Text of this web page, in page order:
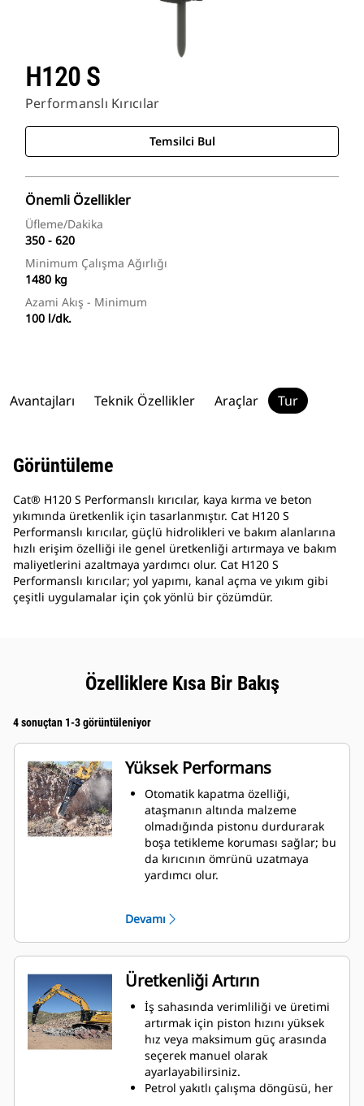
H120 S
Performanslı Kırıcılar
Temsilci Bul
Önemli Özellikler
Üfleme/Dakika
350 - 620
Minimum Çalışma Ağırlığı
1480 kg
Azami Akış - Minimum
100 l/dk.
Avantajları Teknik Özellikler Araçlar Tur
Görüntüleme
Cat® H120 S Performanslı kırıcılar, kaya kırma ve beton
yıkımında üretkenlik için tasarlanmıştır. Cat H120 S
Performanslı kırıcılar, güçlü hidrolikleri ve bakım alanlarına
hızlı erişim özelliği ile genel üretkenliği artırmaya ve bakım
maliyetlerini azaltmaya yardımcı olur. Cat H120 S
Performanslı kırıcılar; yol yapımı, kanal açma ve yıkım gibi
çeşitli uygulamalar için çok yönlü bir çözümdür.
Özelliklere Kısa Bir Bakış
4 sonuçtan 1-3 görüntüleniyor
Yüksek Performans
Otomatik kapatma özelliği,
ataşmanın altında malzeme
olmadığında pistonu durdurarak
boşa tetikleme koruması sağlar; bu
da kırıcının ömrünü uzatmaya
yardımcı olur.
ve gürültü yalıtımının artırılmasına
yardımcı olur.
Standart susturucu özelliği,
mahalleler veya hastane civarları
gibi gürültü açısından hassas,
sesin düzenlemeye tabi olduğu
alanlarda bulunan iş sahalarında
Performanslı kırıcı kullanmanıza
olanak tanır.
Devamı
Üretkenliği Artırın
İş sahasında verimliliği ve üretimi
artırmak için piston hızını yüksek
hız veya maksimum güç arasında
seçerek manuel olarak
ayarlayabilirsiniz.
Petrol yakıtlı çalışma döngüsü, her